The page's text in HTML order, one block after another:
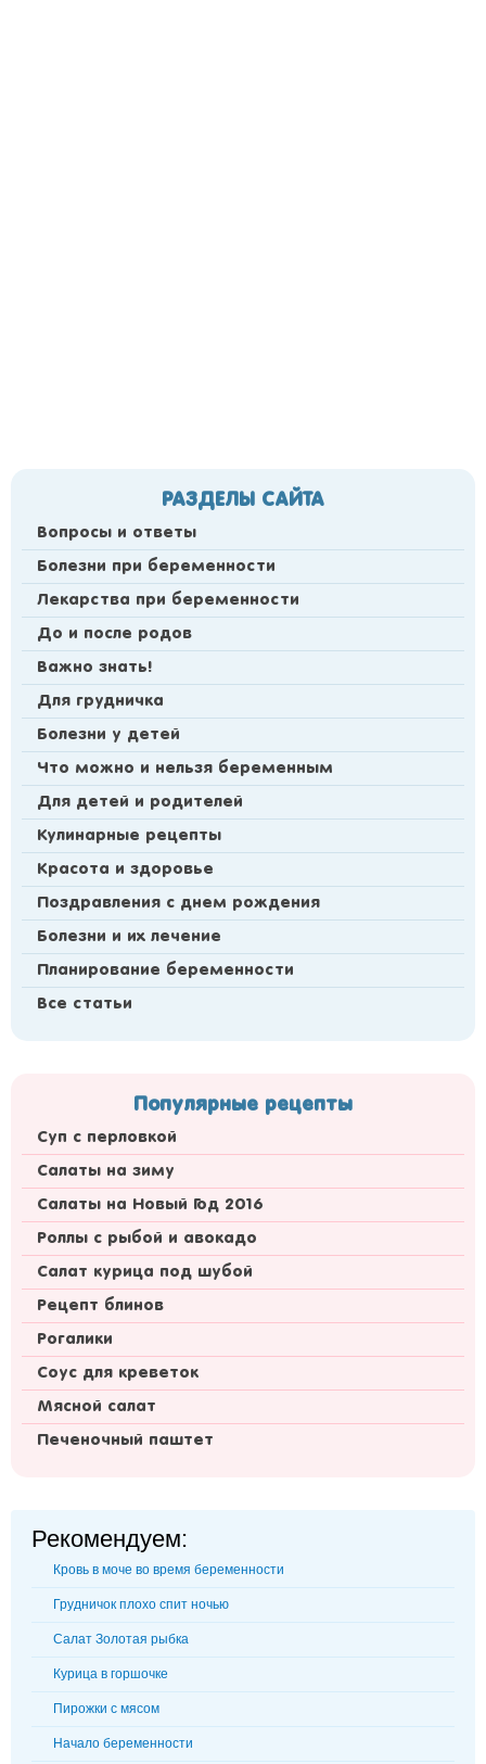
РАЗДЕЛЫ САЙТА
Вопросы и ответы
Болезни при беременности
Лекарства при беременности
До и после родов
Важно знать!
Для грудничка
Болезни у детей
Что можно и нельзя беременным
Для детей и родителей
Кулинарные рецепты
Красота и здоровье
Поздравления с днем рождения
Болезни и их лечение
Планирование беременности
Все статьи
Популярные рецепты
Суп с перловкой
Салаты на зиму
Салаты на Новый Год 2016
Роллы с рыбой и авокадо
Салат курица под шубой
Рецепт блинов
Рогалики
Соус для креветок
Мясной салат
Печеночный паштет
Рекомендуем:
Кровь в моче во время беременности
Грудничок плохо спит ночью
Салат Золотая рыбка
Курица в горшочке
Пирожки с мясом
Начало беременности